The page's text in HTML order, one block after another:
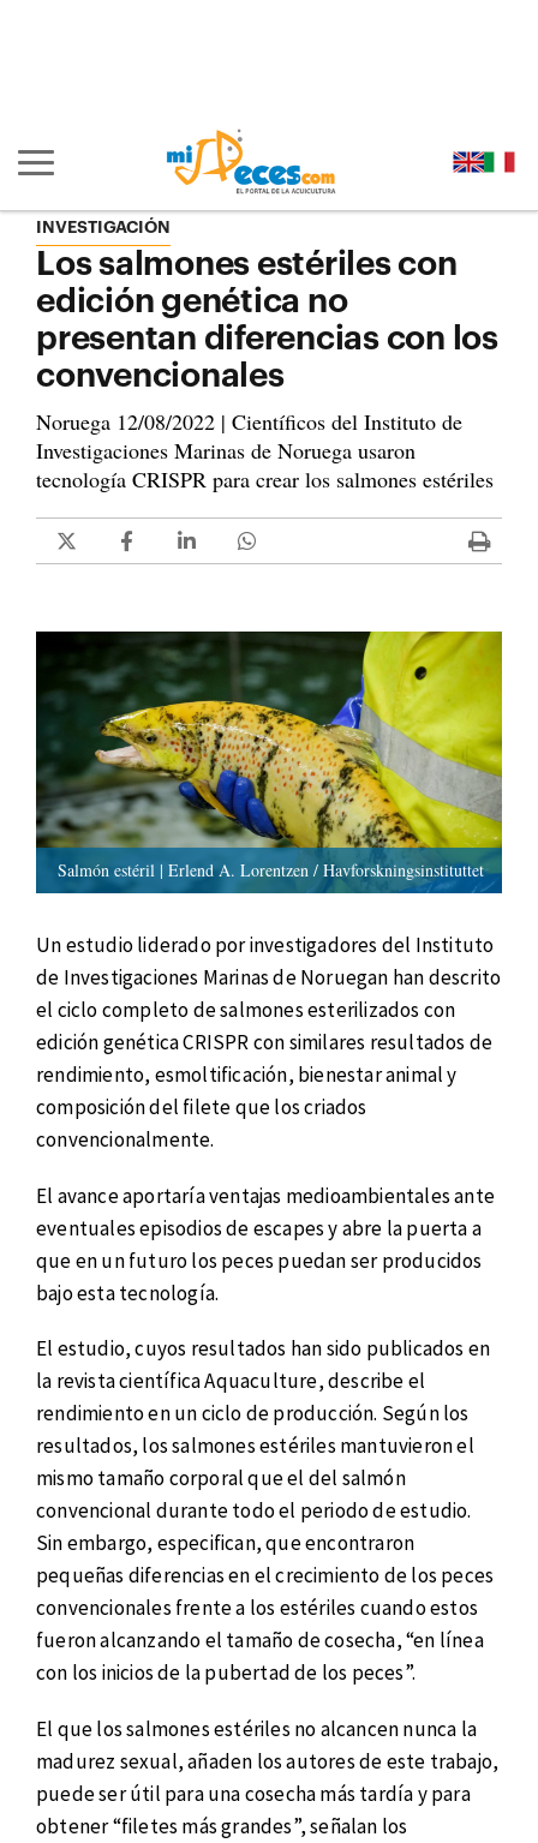
Mostrar/ocultar navegación principal
INVESTIGACIÓN
Los salmones estériles con
edición genética no
presentan diferencias con los
convencionales
Noruega 12/08/2022 | Científicos del Instituto de
Investigaciones Marinas de Noruega usaron
tecnología CRISPR para crear los salmones estériles
Salmón estéril | Erlend A. Lorentzen / Havforskningsinstituttet
Un estudio liderado por investigadores del Instituto
de Investigaciones Marinas de Noruegan han descrito
el ciclo completo de salmones esterilizados con
edición genética CRISPR con similares resultados de
rendimiento, esmoltificación, bienestar animal y
composición del filete que los criados
convencionalmente.
El avance aportaría ventajas medioambientales ante
eventuales episodios de escapes y abre la puerta a
que en un futuro los peces puedan ser producidos
bajo esta tecnología.
El estudio, cuyos resultados han sido publicados en
la revista científica Aquaculture, describe el
rendimiento en un ciclo de producción. Según los
resultados, los salmones estériles mantuvieron el
mismo tamaño corporal que el del salmón
convencional durante todo el periodo de estudio.
Sin embargo, especifican, que encontraron
pequeñas diferencias en el crecimiento de los peces
convencionales frente a los estériles cuando estos
fueron alcanzando el tamaño de cosecha, “en línea
con los inicios de la pubertad de los peces”.
El que los salmones estériles no alcancen nunca la
madurez sexual, añaden los autores de este trabajo,
puede ser útil para una cosecha más tardía y para
obtener “filetes más grandes”, señalan los